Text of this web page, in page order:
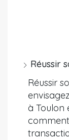
Réussir
Réussir
à Toulon